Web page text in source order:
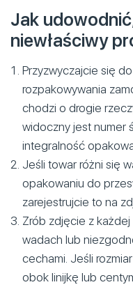
Jak
niewłaściwy
Przyzwyczajcie się
rozpakowywania
chodzi o drogie
widoczny jest numer
integralność
Jeśli towar różni się
opakowaniu do
zarejestrujcie to na
Zrób zdjęcie z
wadach lub
cechami. Jeśli
obok linijkę lub